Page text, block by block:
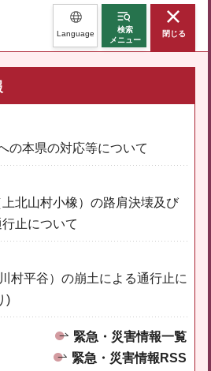
Language
検索
メニュー
閉じる
の本県の対応等について
北山村小橡）の路肩決壊及び
止について
村平谷）の崩土による通行止に
)
緊急・災害情報一覧
緊急・災害情報RSS